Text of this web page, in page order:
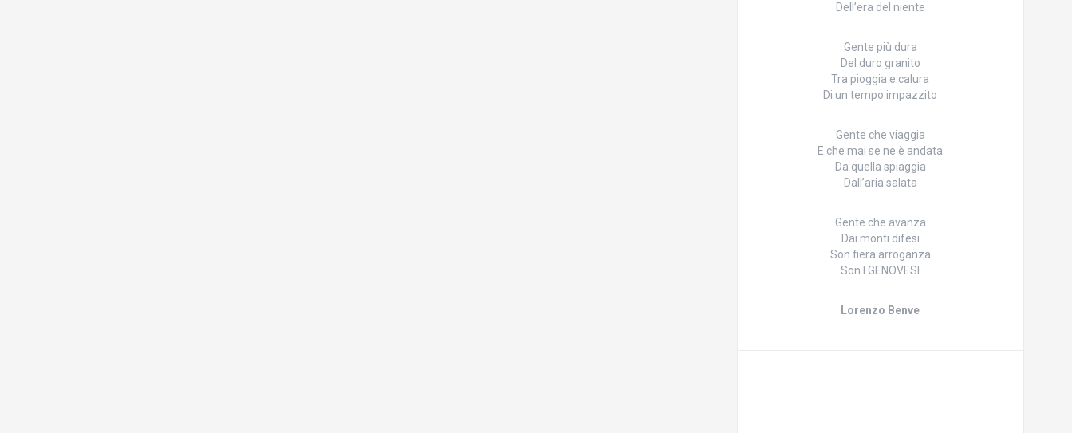
Dell’era del niente
Gente più dura
Del duro granito
Tra pioggia e calura
Di un tempo impazzito
Gente che viaggia
E che mai se ne è andata
Da quella spiaggia
Dall’aria salata
Gente che avanza
Dai monti difesi
Son fiera arroganza
Son I GENOVESI
Lorenzo Benve